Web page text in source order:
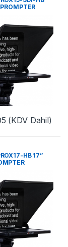
(KDV Dahil)
HB 17”